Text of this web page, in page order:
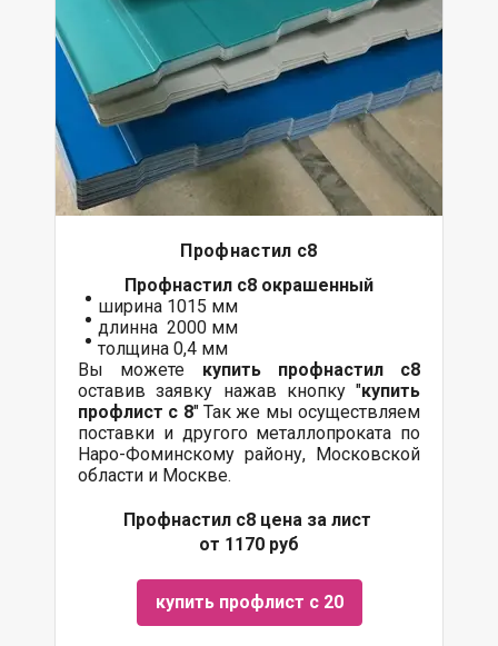
Профнастил с8
Профнастил с8 окрашенный
ширина 1015 мм
длинна 2000 мм
толщина 0,4 мм
Вы можете купить профнастил с8
оставив заявку нажав кнопку "купить
профлист с 8" Так же мы осуществляем
поставки и другого металлопроката по
Наро-Фоминскому району, Московской
области и Москве.
Профнастил с8 цена за лист
от 1170 руб
купить профлист с 20